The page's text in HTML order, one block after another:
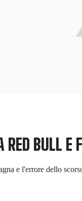
BULL E
e l'errore dello